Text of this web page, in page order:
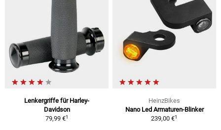
Lenkergriffe für Harley-
Davidson
79,99 €1
HeinzBikes
Nano Led Armaturen-Blinker
239,00 €1